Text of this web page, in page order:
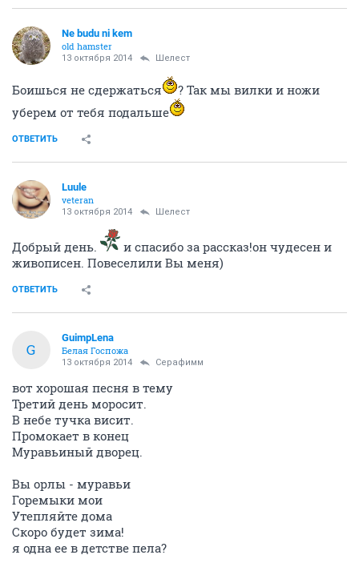
Ne budu ni kem
old hamster
13 октября 2014 Шелест
Боишься не сдержаться
? Так мы вилки и ножи
уберем от тебя подальше
ОТВЕТИТЬ
Luule
veteran
13 октября 2014 Шелест
Добрый день.
и спасибо за рассказ!он чудесен и
живописен. Повеселили Вы меня)
ОТВЕТИТЬ
G
GuimpLena
Белая Госпожа
13 октября 2014 Серафимм
вот хорошая песня в тему
Третий день моросит.
В небе тучка висит.
Промокает в конец
Муравьиный дворец.
Вы орлы - муравьи
Горемыки мои
Утепляйте дома
Скоро будет зима!
я одна ее в детстве пела?